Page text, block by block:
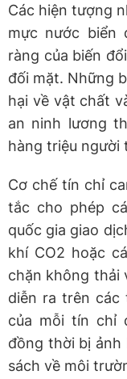
Các hiện tượng
mực nước biển
ràng của biến
đối mặt. Những
hại về vật chất
an ninh lương
hàng triệu người
Cơ chế tín chỉ
tắc cho phép
quốc gia giao
khí CO2 hoặc
chặn không thải
diễn ra trên
của mỗi tín chỉ
đồng thời bị ảnh
sách về môi